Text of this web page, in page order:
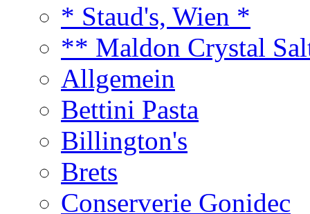
* Staud's, Wien *
** Maldon Crystal
Allgemein
Bettini Pasta
Billington's
Brets
Conserverie Gonidec